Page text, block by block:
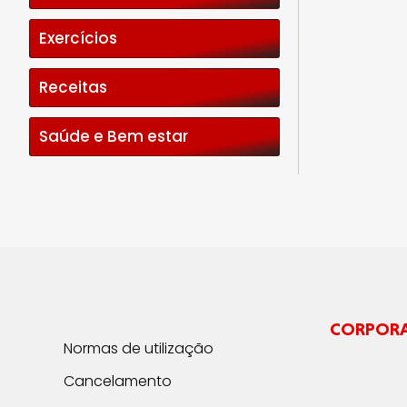
Exercícios
Receitas
Saúde e Bem estar
Normas de utilização
Cancelamento